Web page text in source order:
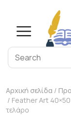
Αρχική σελίδα /
/ Feather Art
τελάρο